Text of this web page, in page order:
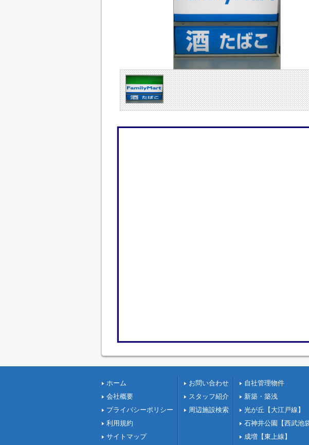
ホーム
会社概要
プライバシーポリシー
利用規約
サイトマップ
お問い合わせ
スタッフ紹介
周辺施設検索
自社管理物件
新築・築浅
光が丘【大江戸線】
石神井公園【西武池
成増【東上線】